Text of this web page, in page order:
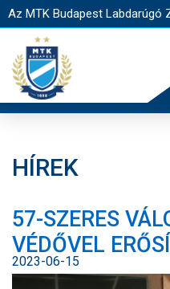
Az MTK Budapest Labdarúgó
JEGYÉRTÉKESÍTÉS
EGYESÜLET
HÍREK
57-SZERES
VÉDŐVEL
2023-06-15